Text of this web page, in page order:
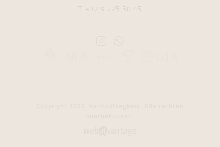
T. +32 9 225 50 45